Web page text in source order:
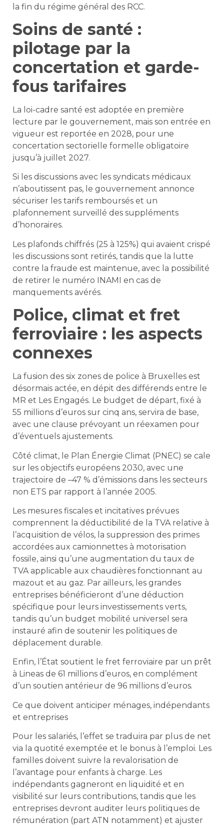
la fin du régime général des RCC.
Soins de santé :
pilotage par la
concertation et garde-
fous tarifaires
La loi-cadre santé est adoptée en première
lecture par le gouvernement, mais son entrée en
vigueur est reportée en 2028, pour une
concertation sectorielle formelle obligatoire
jusqu’à juillet 2027.
Si les discussions avec les syndicats médicaux
n’aboutissent pas, le gouvernement annonce
sécuriser les tarifs remboursés et un
plafonnement surveillé des suppléments
d’honoraires.
Les plafonds chiffrés (25 à 125%) qui avaient crispé
les discussions sont retirés, tandis que la lutte
contre la fraude est maintenue, avec la possibilité
de retirer le numéro INAMI en cas de
manquements avérés.
Police, climat et fret
ferroviaire : les aspects
connexes
La fusion des six zones de police à Bruxelles est
désormais actée, en dépit des différends entre le
MR et Les Engagés. Le budget de départ, fixé à
55 millions d’euros sur cinq ans, servira de base,
avec une clause prévoyant un réexamen pour
d’éventuels ajustements.
Côté climat, le Plan Énergie Climat (PNEC) se cale
sur les objectifs européens 2030, avec une
trajectoire de –47 % d’émissions dans les secteurs
non ETS par rapport à l’année 2005.
Les mesures fiscales et incitatives prévues
comprennent la déductibilité de la TVA relative à
l’acquisition de vélos, la suppression des primes
accordées aux camionnettes à motorisation
fossile, ainsi qu’une augmentation du taux de
TVA applicable aux chaudières fonctionnant au
mazout et au gaz. Par ailleurs, les grandes
entreprises bénéficieront d’une déduction
spécifique pour leurs investissements verts,
tandis qu’un budget mobilité universel sera
instauré afin de soutenir les politiques de
déplacement durable.
Enfin, l’État soutient le fret ferroviaire par un prêt
à Lineas de 61 millions d’euros, en complément
d’un soutien antérieur de 96 millions d’euros.
Ce que doivent anticiper ménages, indépendants
et entreprises
Pour les salariés, l’effet se traduira par plus de net
via la quotité exemptée et le bonus à l’emploi. Les
familles doivent suivre la revalorisation de
l’avantage pour enfants à charge. Les
indépendants gagneront en liquidité et en
visibilité sur leurs contributions, tandis que les
entreprises devront auditer leurs politiques de
rémunération (part ATN notamment) et ajuster